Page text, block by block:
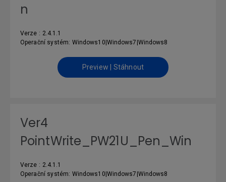
n
Verze : 2.4.1.1
Operační systém: Windows10|Windows7|Windows8
Preview | Stáhnout
Ver4
PointWrite_PW21U_Pen_Win
Verze : 2.4.1.1
Operační systém: Windows10|Windows7|Windows8